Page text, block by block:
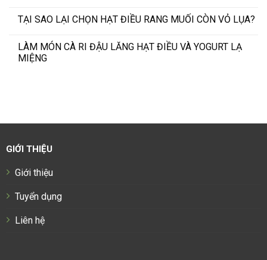
TẠI SAO LẠI CHỌN HẠT ĐIỀU RANG MUỐI CÒN VỎ LỤA?
LÀM MÓN CÀ RI ĐẬU LĂNG HẠT ĐIỀU VÀ YOGURT LẠ
MIỆNG
GIỚI THIỆU
Giới thiệu
Tuyển dụng
Liên hệ